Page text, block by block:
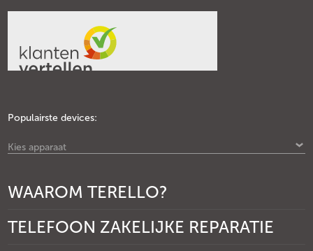
Populairste devices:
Kies apparaat
WAAROM TERELLO?
TELEFOON ZAKELIJKE REPARATIE